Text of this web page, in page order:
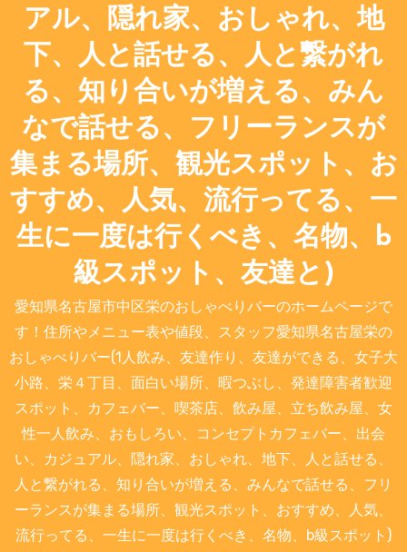
アル、隠れ家、おしゃれ、地
下、人と話せる、人と繋がれ
る、知り合いが増える、みん
なで話せる、フリーランスが
集まる場所、観光スポット、お
すすめ、人気、流行ってる、一
生に一度は行くべき、名物、b
級スポット、友達と)
愛知県名古屋市中区栄のおしゃべりバーのホームページで
す！住所やメニュー表や値段、スタッフ愛知県名古屋栄の
おしゃべりバー(1人飲み、友達作り、友達ができる、女子大
小路、栄４丁目、面白い場所、暇つぶし、発達障害者歓迎
スポット、カフェバー、喫茶店、飲み屋、立ち飲み屋、女
性一人飲み、おもしろい、コンセプトカフェバー、出会
い、カジュアル、隠れ家、おしゃれ、地下、人と話せる、
人と繋がれる、知り合いが増える、みんなで話せる、フリ
ーランスが集まる場所、観光スポット、おすすめ、人気、
流行ってる、一生に一度は行くべき、名物、b級スポット)